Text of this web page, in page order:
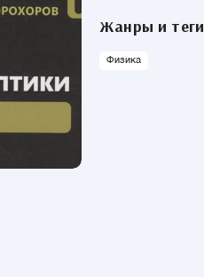
Жанры и теги
Физика